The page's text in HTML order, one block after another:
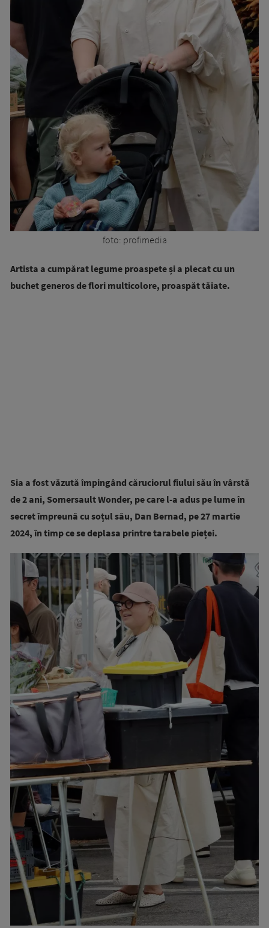
foto: profimedia
Artista a cumpărat legume proaspete și a plecat cu un
buchet generos de flori multicolore, proaspăt tăiate.
Sia a fost văzută împingând căruciorul fiului său în vârstă
de 2 ani, Somersault Wonder, pe care l-a adus pe lume în
secret împreună cu soțul său, Dan Bernad, pe 27 martie
2024, în timp ce se deplasa printre tarabele pieței.